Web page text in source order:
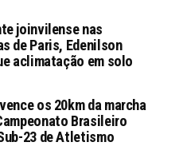
joinvilense nas
de Paris, Edenilson
aclimatação em solo
os 20km da marcha
Brasileiro
23 de Atletismo